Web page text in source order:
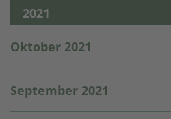
2021
Oktober 2021
September 2021